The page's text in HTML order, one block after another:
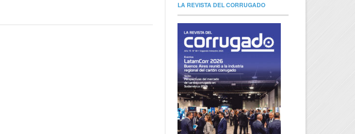
LA REVISTA DEL CORRUGADO